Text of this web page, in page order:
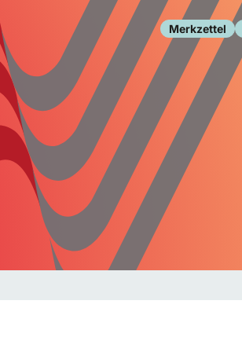
Merkzettel
Leben
Familie
Freizeit
Gesundheit
Internet
Gesellschaft
Forschung
Migration
Polizei